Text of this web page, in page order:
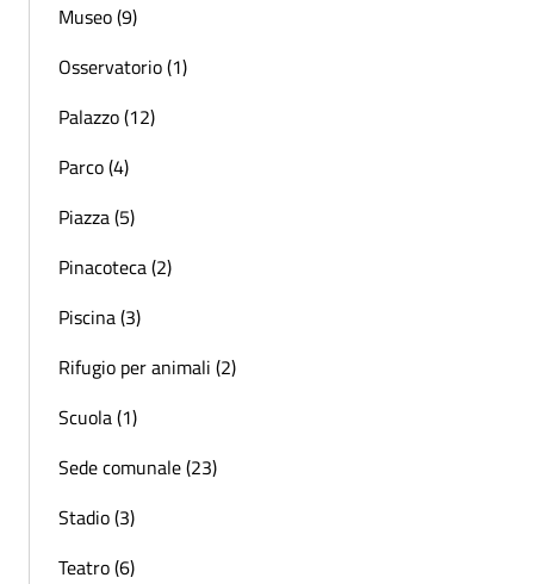
Museo (9)
Osservatorio (1)
Palazzo (12)
Parco (4)
Piazza (5)
Pinacoteca (2)
Piscina (3)
Rifugio per animali (2)
Scuola (1)
Sede comunale (23)
Stadio (3)
Teatro (6)